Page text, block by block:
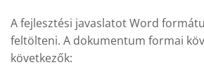
A fejlesztési javaslatot Word
feltölteni. A dokumentum formai
következők: